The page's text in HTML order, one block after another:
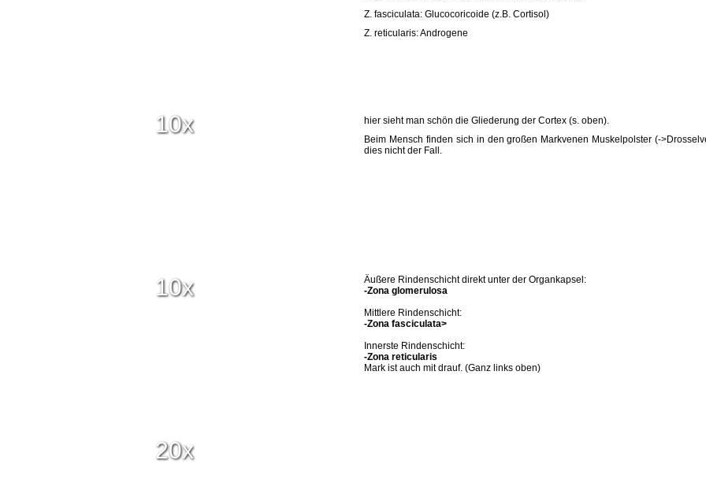
Z. fasciculata: Glucocoricoide (z.B. Cortisol)
Z. reticularis: Androgene
10x
hier sieht man schön die Gliederung der Cortex (s. oben).
Beim Mensch finden sich in den großen Markvenen Muskelpolster (-
dies nicht der Fall.
10x
Äußere Rindenschicht direkt unter der Organkapsel:
-Zona glomerulosa
Mittlere Rindenschicht:
-Zona fasciculata>
Innerste Rindenschicht:
-Zona reticularis
Mark ist auch mit drauf. (Ganz links oben)
20x